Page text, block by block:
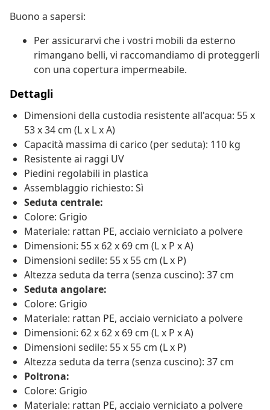
Buono a sapersi:
Per assicurarvi che i vostri mobili da esterno
rimangano belli, vi raccomandiamo di proteggerli
con una copertura impermeabile.
Dettagli
Dimensioni della custodia resistente all'acqua: 55 x
53 x 34 cm (L x L x A)
Capacità massima di carico (per seduta): 110 kg
Resistente ai raggi UV
Piedini regolabili in plastica
Assemblaggio richiesto: Sì
Seduta centrale:
Colore: Grigio
Materiale: rattan PE, acciaio verniciato a polvere
Dimensioni: 55 x 62 x 69 cm (L x P x A)
Dimensioni sedile: 55 x 55 cm (L x P)
Altezza seduta da terra (senza cuscino): 37 cm
Seduta angolare:
Colore: Grigio
Materiale: rattan PE, acciaio verniciato a polvere
Dimensioni: 62 x 62 x 69 cm (L x P x A)
Dimensioni sedile: 55 x 55 cm (L x P)
Altezza seduta da terra (senza cuscino): 37 cm
Poltrona:
Colore: Grigio
Materiale: rattan PE, acciaio verniciato a polvere